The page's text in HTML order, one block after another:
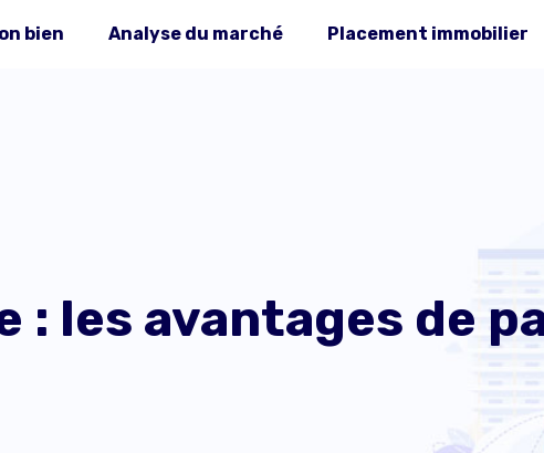
bien Analyse du marché Placement immobilier
les avantages de